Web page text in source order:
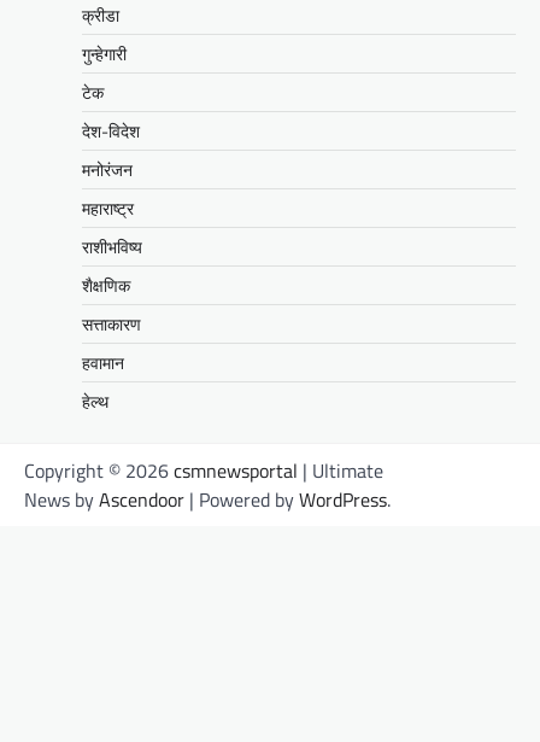
क्रीडा
गुन्हेगारी
टेक
देश-विदेश
मनोरंजन
महाराष्ट्र
राशीभविष्य
शैक्षणिक
सत्ताकारण
हवामान
हेल्थ
Copyright © 2026csmnewsportal | Ultimate
News byAscendoor | Powered byWordPress.